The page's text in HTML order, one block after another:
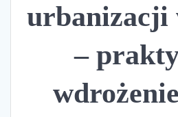
urbanizacji
–